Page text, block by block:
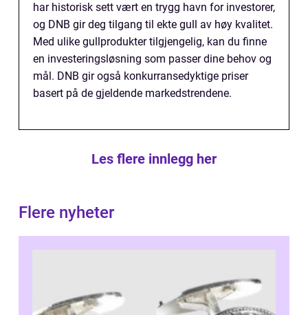
har historisk sett vært en trygg havn for investorer,
og DNB gir deg tilgang til ekte gull av høy kvalitet.
Med ulike gullprodukter tilgjengelig, kan du finne
en investeringsløsning som passer dine behov og
mål. DNB gir også konkurransedyktige priser
basert på de gjeldende markedstrendene.
Les flere innlegg her
Flere nyheter